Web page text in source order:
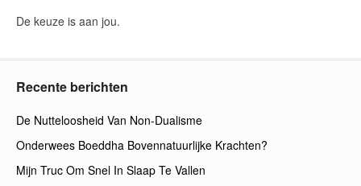
De keuze is aan jou.
Recente berichten
De Nutteloosheid Van Non-Dualisme
Onderwees Boeddha Bovennatuurlijke Krachten?
Mijn Truc Om Snel In Slaap Te Vallen